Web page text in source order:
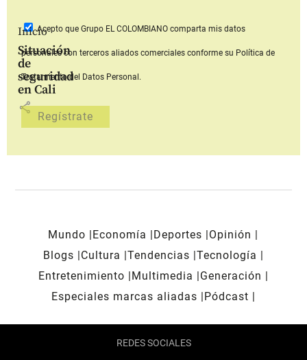
Inicio
Situación
de
seguridad
en Cali
share
Acepto que Grupo EL COLOMBIANOcomparta mis datos
personales con terceros aliados comerciales conforme su Política de
Tratamiento del Datos Personal.
Mundo Economía Deportes
Opinión
Blogs
Cultura Tendencias Tecnología
Entretenimiento
Multimedia
Generación
Especiales marcas aliadas
Pódcast
REDES SOCIALES